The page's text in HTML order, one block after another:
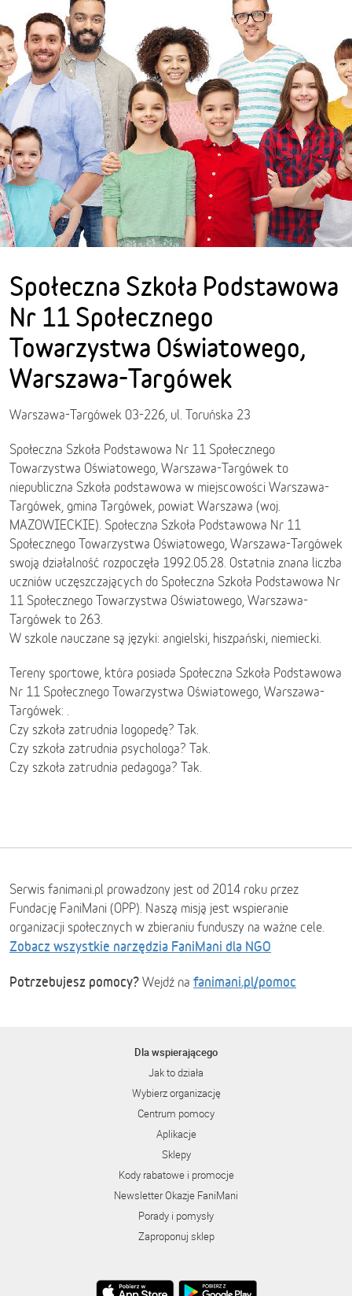
Społeczna Szkoła Podstawowa
Nr 11 Społecznego
Towarzystwa Oświatowego,
Warszawa-Targówek
Warszawa-Targówek 03-226, ul. Toruńska 23
Społeczna Szkoła Podstawowa Nr 11 Społecznego
Towarzystwa Oświatowego, Warszawa-Targówek to
niepubliczna Szkoła podstawowa w miejscowości Warszawa-
Targówek, gmina Targówek, powiat Warszawa (woj.
MAZOWIECKIE). Społeczna Szkoła Podstawowa Nr 11
Społecznego Towarzystwa Oświatowego, Warszawa-Targówek
swoją działalność rozpoczęła 1992.05.28. Ostatnia znana liczba
uczniów uczęszczających do Społeczna Szkoła Podstawowa Nr
11 Społecznego Towarzystwa Oświatowego, Warszawa-
Targówek to 263.
W szkole nauczane są języki: angielski, hiszpański, niemiecki.
Tereny sportowe, która posiada Społeczna Szkoła Podstawowa
Nr 11 Społecznego Towarzystwa Oświatowego, Warszawa-
Targówek: .
Czy szkoła zatrudnia logopedę? Tak.
Czy szkoła zatrudnia psychologa? Tak.
Czy szkoła zatrudnia pedagoga? Tak.
Serwis fanimani.pl prowadzony jest od 2014 roku przez
Fundację FaniMani (OPP). Naszą misją jest wspieranie
organizacji społecznych w zbieraniu funduszy na ważne cele.
Zobacz wszystkie narzędzia FaniMani dla NGO
Potrzebujesz pomocy? Wejdź na fanimani.pl/pomoc
Dla wspierającego
Jak to działa
Wybierz organizację
Centrum pomocy
Aplikacje
Sklepy
Kody rabatowe i promocje
Newsletter Okazje FaniMani
Porady i pomysły
Zaproponuj sklep